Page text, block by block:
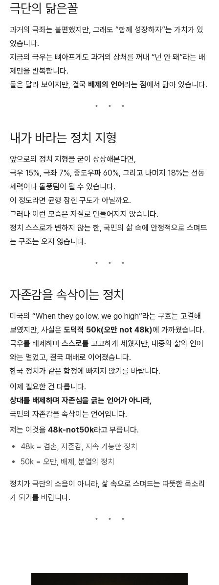
극단의 닮은꼴
과거의 극좌는 불편했지만, 그래도 “함께 성장하자”는 가치가 있
었습니다.
지금의 극우는 뼈아프게도 과거의 상처를 꺼내 “넌 안 돼”라는 배
제만을 반복합니다.
둘은 달라 보이지만, 결국 배제의 언어 라는 점에서 닮아 있습니다.
내가 바라는 정치 지형
앞으로의 정치 지형을 굳이 상상해본다면,
극우 15%, 극좌 7%, 중도우파 60%, 그리고 나머지 18%는 선동
세력이나 돌풍팀이 될 수 있습니다.
이 정도라면 균형 잡힌 구도가 아닐까요.
그러나 이런 모습은 저절로 만들어지지 않습니다.
정치 스스로가 변하지 않는 한, 국민의 삶 속에 안정적으로 스며드
는 구조는 오지 않습니다.
자존감을 속삭이는 정치
미국의 “When they go low, we go high”라는 구호는 고결해
보였지만, 사실은 도덕적 50k(오만 not 48k)에 가까웠습니다.
극우를 배제하며 스스로를 고고하게 세웠지만, 대중의 삶의 언어
와는 멀었고, 결국 패배로 이어졌습니다.
한국 정치가 같은 함정에 빠지지 않기를 바랍니다.
이제 필요한 건 다릅니다.
상대를 배제하며 자존심을 긁는 언어가 아니라,
국민의 자존감을 속삭이는 언어입니다.
저는 이것을 48k-not50k라고 부릅니다.
48k = 겸손, 자존감, 지속 가능한 정치
50k = 오만, 배제, 분열의 정치
정치가 극단의 소음이 아니라, 삶 속으로 스며드는 따뜻한 목소리
가 되기를 바랍니다.